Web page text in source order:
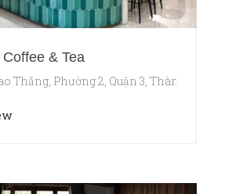
& Tea
Thắng, Phường 2, Quận 3, Thành phố